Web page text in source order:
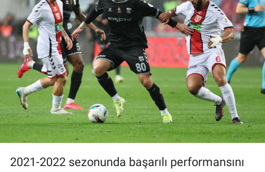
2021-2022 sezonunda başarılı performansını